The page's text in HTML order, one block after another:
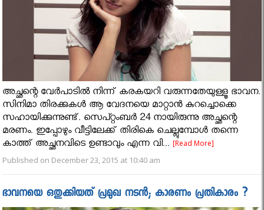
അച്ഛന്റെ വേര്‍പാടില്‍ നിന്ന് കരകയറി വരുന്നതേയുള്ളൂ ഭാവന.
സിനിമാ തിരക്കുകള്‍ ആ വേദനയെ മാറ്റാന്‍ കുറച്ചൊക്കെ
സഹായിക്കുന്നുണ്ട്. സെപ്റ്റംബര്‍ 24 നായിരുന്നു അച്ഛന്റെ
മരണം. ഇപ്പോഴും വീട്ടിലേക്ക് തിരികെ ചെല്ലുമ്പോള്‍ തന്നെ
കാത്ത് അച്ഛനവിടെ ഉണ്ടാവും എന്ന വി...[Read More]
Published on December 23, 2015 at 10:40 am
ഭാവനയെ ഒതുക്കിയത് പ്രമുഖ നടന്‍; കാരണം പ്രതികാരം ?